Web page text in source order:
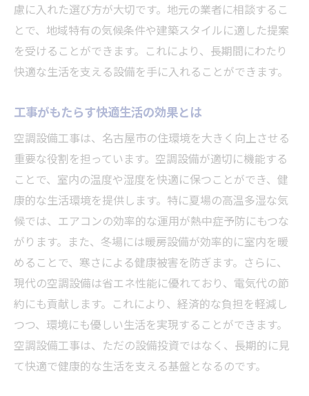
慮に入れた選び方が大切です。地元の業者に相談するこ
とで、地域特有の気候条件や建築スタイルに適した提案
を受けることができます。これにより、長期間にわたり
快適な生活を支える設備を手に入れることができます。
工事がもたらす快適生活の効果とは
空調設備工事は、名古屋市の住環境を大きく向上させる
重要な役割を担っています。空調設備が適切に機能する
ことで、室内の温度や湿度を快適に保つことができ、健
康的な生活環境を提供します。特に夏場の高温多湿な気
候では、エアコンの効率的な運用が熱中症予防にもつな
がります。また、冬場には暖房設備が効率的に室内を暖
めることで、寒さによる健康被害を防ぎます。さらに、
現代の空調設備は省エネ性能に優れており、電気代の節
約にも貢献します。これにより、経済的な負担を軽減し
つつ、環境にも優しい生活を実現することができます。
空調設備工事は、ただの設備投資ではなく、長期的に見
て快適で健康的な生活を支える基盤となるのです。